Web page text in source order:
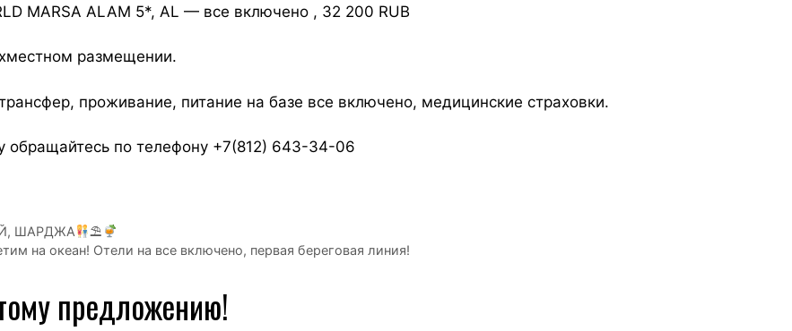
MARSA ALAM 5*, AL — все включено , 32 200 RUB
размещении.
проживание, питание на базе все включено, медицинские страховки.
обращайтесь по телефону +7(812) 643-34-06
ШАРДЖА
⛱
на океан! Отели на все включено, первая береговая линия!
предложению!